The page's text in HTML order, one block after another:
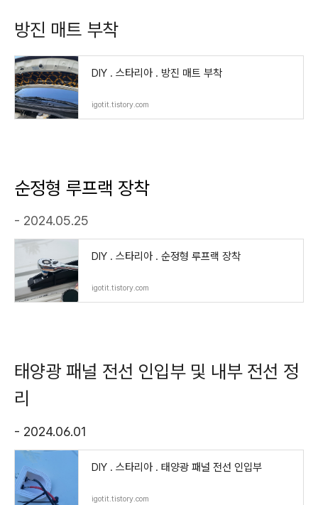
방진 매트 부착
DIY . 스타리아 . 방진 매트 부착
igotit.tistory.com
순정형 루프랙 장착
- 2024.05.25
DIY . 스타리아 . 순정형 루프랙 장착
igotit.tistory.com
태양광 패널 전선 인입부 및 내부 전선 정
리
- 2024.06.01
DIY . 스타리아 . 태양광 패널 전선 인입부
igotit.tistory.com